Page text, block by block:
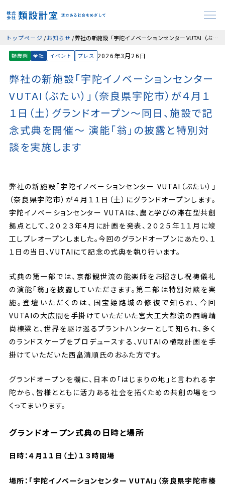
トップページ お知らせ 弊社の新施設「宇陀イノベーションセンター VUTAI（ぶたい）」（奈良県宇陀市）が４月１１日（土）グランドオープン～同日、施設で記念式典を開催～ 演能「翁」の披露と特別対談を実施します
イベント プレス
全社
類農園 2026年3月26日
弊社の新施設「宇陀イノベーションセンター
VUTAI（ぶたい）」（奈良県宇陀市）が４月１
１日（土）グランドオープン～同日、施設で記
念式典を開催～ 演能「翁」の披露と特別対
談を実施します
弊社の新施設「宇陀イノベーションセンター VUTAI（ぶたい）」
（奈良県宇陀市）が４月１１日（土）にグランドオープンします。
宇陀イノベーションセンター VUTAIは、農と学びの滞在型共創
拠点として、２０２３年4月に計画を発表、２０２５年１１月に竣
工しプレオープンしました。今回のグランドオープンにあたり、１
１日の当日、VUTAIにて記念の式典を執り行います。
式典の第一部では、京都観世流の能楽師をお招きし祝祷儀礼
の演能「翁」を披露していただきます。第二部は特別対談を実
施。登壇いただくのは、国宝姫路城の修復で知られ、今回
VUTAIの大広間を手掛けていただいた宮大工大都流の西嶋靖
尚棟梁と、世界を駆け巡るプラントハンターとして知られ、多く
のランドスケープをプロデュースする、VUTAIの植栽計画を手
掛けていただいた西畠清順氏のおふた方です。
グランドオープンを機に、日本の「はじまりの地」と言われる宇
陀から、皆様とともに活力ある社会を拓くための共創の場をつ
くってまいります。
グランドオープン式典の日時と場所
日時：４月１１日（土）１３時開場
場所：「宇陀イノベーションセンター VUTAI」 （奈良県宇陀市榛